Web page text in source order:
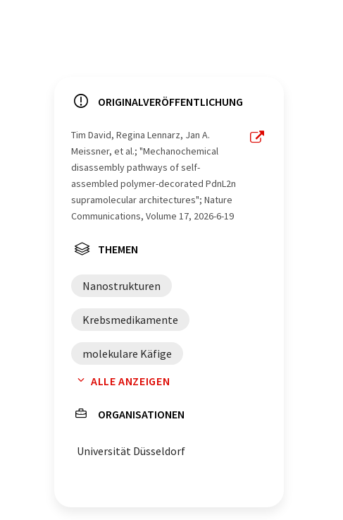
ORIGINALVERÖFFENTLICHUNG
Tim David, Regina Lennarz, Jan A.
Meissner, et al.; "Mechanochemical
disassembly pathways of self-
assembled polymer-decorated PdnL2n
supramolecular architectures"; Nature
Communications, Volume 17, 2026-6-19
THEMEN
Nanostrukturen
Krebsmedikamente
molekulare Käfige
Wirkstofftransporter
Wirkstofftransport
Ultraschall Polymerketten
ALLE ANZEIGEN
ORGANISATIONEN
Universität Düsseldorf